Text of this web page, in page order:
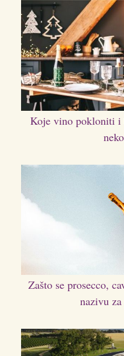
Koje vino pokloniti i
Zašto se prosecco,
nazivu